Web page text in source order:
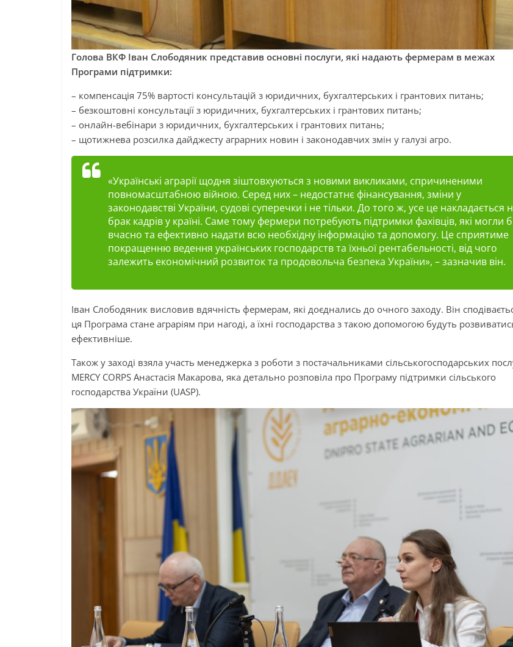
Голова ВКФ Іван Слободяник представив основні послуги, які надають фермерам в межах
Програми підтримки:
– компенсація 75% вартості консультацій з юридичних, бухгалтерських і грантових питань;
– безкоштовні консультації з юридичних, бухгалтерських і грантових питань;
– онлайн-вебінари з юридичних, бухгалтерських і грантових питань;
– щотижнева розсилка дайджесту аграрних новин і законодавчих змін у галузі агро.
«Українські аграрії щодня зіштовхуються з новими викликами, спричиненими
повномасштабною війною. Серед них – недостатнє фінансування, зміни у
законодавстві України, судові суперечки і не тільки. До того ж, усе це накладається
брак кадрів у країні. Саме тому фермери потребують підтримки фахівців, які могли б
вчасно та ефективно надати всю необхідну інформацію та допомогу. Це сприятиме
покращенню ведення українських господарств та їхньої рентабельності, від чого
залежить економічний розвиток та продовольча безпека України», – зазначив він.
Іван Слободяник висловив вдячність фермерам, які доєднались до очного заходу. Він
ця Програма стане аграріям при нагоді, а їхні господарства з такою допомогою будуть
ефективніше.
Також у заході взяла участь менеджерка з роботи з постачальниками сільськогосподарських
MERCY CORPS Анастасія Макарова, яка детально розповіла про Програму підтримки сільського
господарства України (UASP).